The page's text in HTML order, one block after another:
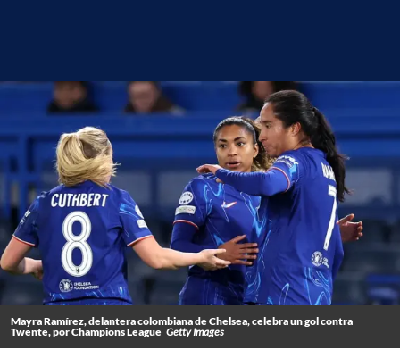
Mayra Ramírez, delantera colombiana de Chelsea, celebra un gol contra
Twente, por Champions League Getty Images